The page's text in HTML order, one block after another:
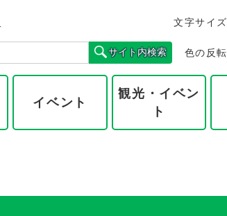
文字サイズ
サイト内検索 色の反転
イベント
観光・イベン
ト